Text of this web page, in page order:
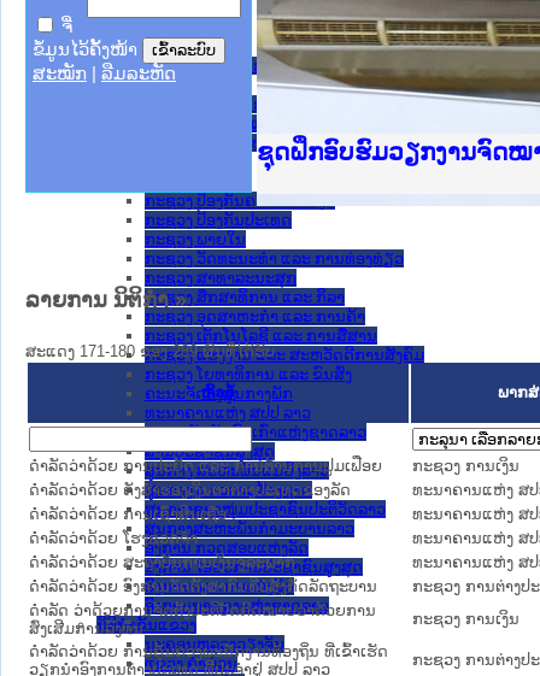
ນິຕິກໍາຂັ້ນສູນກາງ
ຫ້ອງວ່າການສໍານັກງານປະທານປະເທດ
ສະພາແຫ່ງຊາດ
ຫ້ອງວ່າການສຳນັກງານນາຍົກລັດຖະມົນຕີ
ກະຊວງ ກະສິກຳ ແລະ ສິ່ງແວດລ້ອມ
ກະຊວງ ການຕ່າງປະເທດ
ກະຊວງ ປ້ອງກັນຄວາມສະຫງົບ
ກະຊວງ ປ້ອງກັນປະເທດ
ກະຊວງ ພາຍໃນ
ກະຊວງ ວັດທະນະທຳ ແລະ ການທ່ອງທ່ຽວ
ກະຊວງ ສາທາລະນະສຸກ
ກະຊວງ ສຶກສາທິການ ແລະ ກິລາ
ກະຊວງ ອຸດສາຫະກຳ ແລະ ການຄ້າ
ກະຊວງ ເຕັກໂນໂລຊີ ແລະ ການສື່ສານ
ກະຊວງ ແຮງງານ ແລະ ສະຫວັດດີການສັງຄົມ
ກະຊວງ ໂຍທາທິການ ແລະ ຂົນສົ່ງ
ຄະນະຈັດຕັ້ງສູນກາງພັກ
ທະນາຄານແຫ່ງ ສປປ ລາວ
ສະຫະພັນນັກຮົບເກົ່າແຫ່ງຊາດລາວ
ສານປະຊາຊົນສູງສຸດ
ສູນກາງ ສະຫະພັນແມ່ຍິງລາວ
ສູນກາງ ແນວລາວສ້າງຊາດ
ສູນກາງຊາວໜຸ່ມປະຊາຊົນປະຕິວັດລາວ
ສູນກາງສະຫະພັນກຳມະບານລາວ
ອົງການ ກວດສອບແຫ່ງລັດ
ອົງການ ໄອຍະການປະຊາຊົນສູງສຸດ
ອົງການກວດກາແຫ່ງລັດ
ອົງການກາແດງແຫ່ງຊາດລາວ
ນິຕິກໍາຂັ້ນແຂວງ
ນະ​ຄອນ​ຫລວງວຽງຈັນ
ແຂວງ ຄໍາມ່ວນ
ຈື່
ຂໍ້ມູນໄວ້ຄັ້ງໜ້າ
ສະໝັກ
ລືມລະຫັດ
Ministry of Justice Lao
ເຜີຍແຜ່ວັບໄຊຈົດໝາຍເຫດ
ກະຊວງຍຸຕິທຳ
ຊຸດຝຶກອົບຮົມວຽກງານຈົດໝ
ກອງປະຊຸມທົບທວນຄືນການ
ຝຶກອົບຮົມ ຜູ່ປະສານງານວຽ
ຝຶກອົບຮົມ ຜູ່ປະສານງານວຽ
ເຜີຍແຜ່ແອັບກົດໝາຍລາວ ແ
ເຜີຍແຜ່ແອັບກົດໝາຍລາວ ແ
ຍົກລະດັບວຽກງານຈົດໝາຍ
ຊຸດຝຶກອົບຮົມວຽກງານຈົດໝ
ລາຍການ ນິຕິກໍາ»
ສະແດງ 171-180 ຂອງ 289 ຜົນທີ່ໄດ້ຮັບ.
ຫົວຂໍ້ ພາກ
ດໍາລັດວ່າດ້ວຍ ການປະຢັດ ແລະ ການຕ້ານການຟູມເຟືອຍ
ກະຊວງ ການເງິນ
ດຳລັດວ່າດ້ວຍ ຄັງສຳຮອງເງິນຕາຕ່າງປະເທດຂອງລັດ
ທະນາຄານແຫ່ງ ສປ
ດຳລັດວ່າດ້ວຍ ການເຊົ່າສິນເຊື່ອ
ທະນາຄານແຫ່ງ ສປ
ດຳລັດວ່າດ້ວຍ ໂຮງຊວດຈຳ
ທະນາຄານແຫ່ງ ສປ
ດໍາລັດວ່າດ້ວຍ ສະຖາບັນການເງິນຈຸລະພາກ
ທະນາຄານແຫ່ງ ສປ
ດຳລັດວ່າດ້ວຍ ອົງການຈັດຕັ້ງສາກົນທີ່ບໍ່ສັງກັດລັດຖະບານ
ກະຊວງ ການຕ່າງປ
ດຳລັດ ວ່າດ້ວຍການຈັດຕັ້ງປະຕິບັດກົດໝາຍວ່າດ້ວຍການ
ສົ່ງເສີມການລົງທຶນ
ກະຊວງ ການເງິນ
ດຳລັດວ່າດ້ວຍ ການຄຸ້ມຄອງພະນັກງານທ້ອງຖິ່ນ ທີ່ເຂົ້າເຮັດ
ວຽກນຳອົງການຕ່າງປະເທດ ທີ່ປະຈຳຢູ່ ສປປ ລາວ
ກະຊວງ ການຕ່າງປ